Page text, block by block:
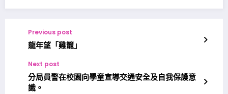
Previous post
龍年望「雞籠」
Next post
分局員警在校園向學童宣導交通安全及自我保護意
識。